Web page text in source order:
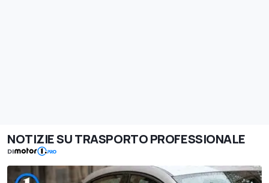
NOTIZIE SU TRASPORTO PROFESSIONALE
DI